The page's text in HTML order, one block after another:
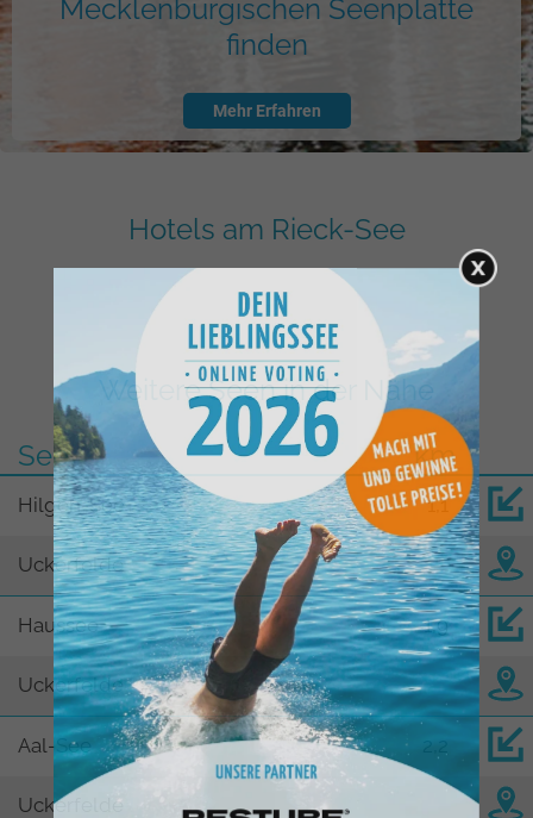
Mecklenburgischen Seenplatte
finden
Mehr Erfahren
Hotels am Rieck-See
Weitere Seen in der Nähe
See
km
Hilgen-See 1,1
Uckerfelde
Haussee 1,9
Uckerfelde
Aal-See 2,2
Uckerfelde